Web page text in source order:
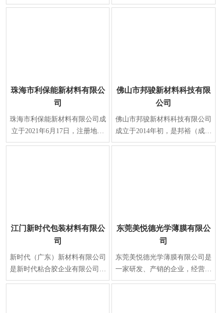
外合资企业，始创于1984年，总
省江门市开平市，是一家从事胶
珠海市利保能新材料有限公
司
珠海市利保能新材料有限公司成
立于2021年6月17日，注册地位
于珠海市金湾区，是一家专注于
佛山市邦骏新材料科技有限
公司
佛山市邦骏新材料科技有限公司
成立于2014年初，是邦裕（成立
于2002年）旗下一家子公司，是
江门新时代包装材料有限公
司
新时代（广东）新材料有限公司
是新时代粘合胶企业有限公司为
了优化产业链而分册成立的专业
东莞美悦德光学薄膜有限公
司
东莞美悦德光学薄膜有限公司是
一家研发、产销的企业，经营范
围有光学材料、电子光学保护